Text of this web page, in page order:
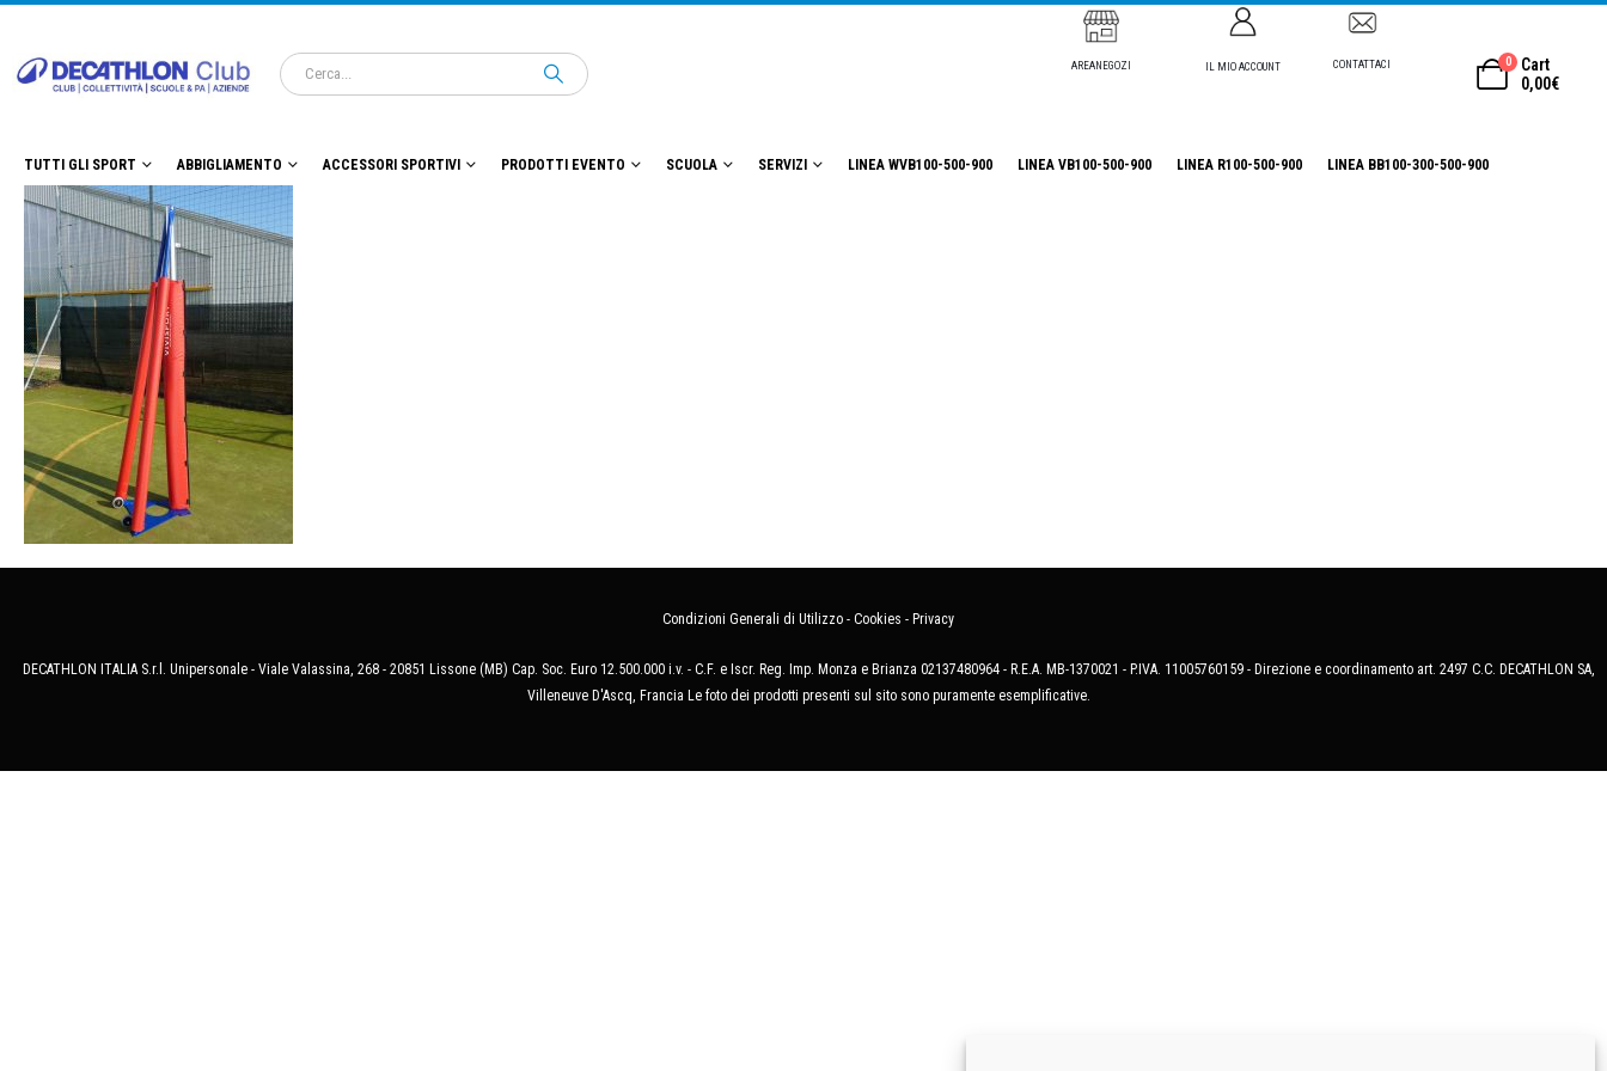
AREANEGOZI IL MIO ACCOUNT CONTATTACI 0
Cart
0,00€
TUTTI GLI SPORT ABBIGLIAMENTO ACCESSORI SPORTIVI PRODOTTI EVENTO SCUOLA SERVIZI LINEA WVB100-500-900 LINEA VB100-500-900 LINEA R100-500-900 LINEA BB100-300-500-900
Condizioni Generali di Utilizzo - Cookies - Privacy
DECATHLON ITALIA S.r.l. Unipersonale - Viale Valassina, 268 - 20851 Lissone (MB) Cap. Soc. Euro 12.500.000 i.v. - C.F. e Iscr. Reg. Imp. Monza e Brianza 02137480964 - R.E.A. MB-1370021 - P.IVA. 11005760159 - Direzione e coordinamento art. 2497 C.C. DECATHLON SA,
Villeneuve D'Ascq, Francia Le foto dei prodotti presenti sul sito sono puramente esemplificative.